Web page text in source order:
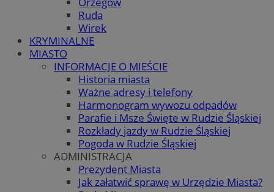
Ruda
Wirek
KRYMINALNE
MIASTO
INFORMACJE O MIEŚCIE
Historia miasta
Ważne adresy i telefony
Harmonogram wywozu odpadów
Parafie i Msze Święte w Rudzie Śląskiej
Rozkłady jazdy w Rudzie Śląskiej
Pogoda w Rudzie Śląskiej
ADMINISTRACJA
Prezydent Miasta
Jak załatwić sprawę w Urzędzie Miasta?